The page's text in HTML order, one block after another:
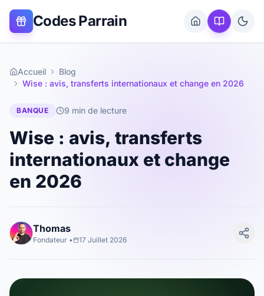
Codes Parrain
Accueil
Blog
Wise : avis, transferts internationaux et change en 2026
BANQUE 9 minde lecture
Wise : avis, transferts
internationaux et change
en 2026
Thomas
Fondateur • 17 Juillet 2026